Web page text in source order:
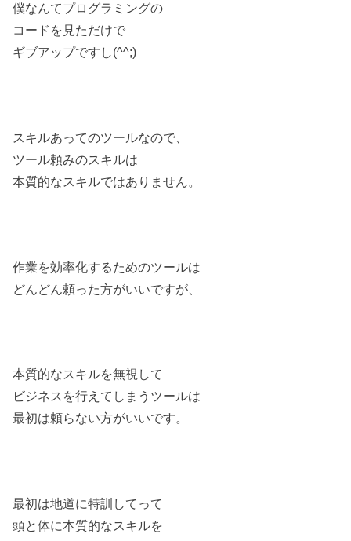
僕なんてプログラミングの
コードを見ただけで
ギブアップですし(^^;)
スキルあってのツールなので、
ツール頼みのスキルは
本質的なスキルではありません。
作業を効率化するためのツールは
どんどん頼った方がいいですが、
本質的なスキルを無視して
ビジネスを行えてしまうツールは
最初は頼らない方がいいです。
最初は地道に特訓してって
頭と体に本質的なスキルを